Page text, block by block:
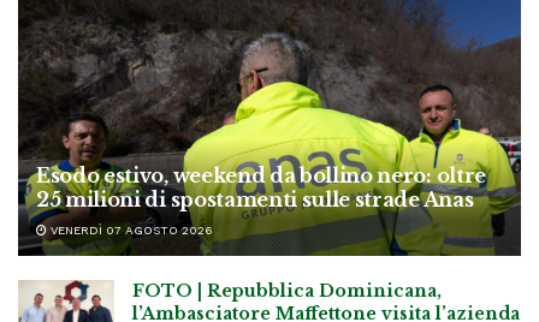
Esodo estivo, weekend da bollino nero: oltre
25 milioni di spostamenti sulle strade Anas
VENERDÌ 07 AGOSTO 2026
FOTO | Repubblica Dominicana,
l’Ambasciatore Maffettone visita l’azienda